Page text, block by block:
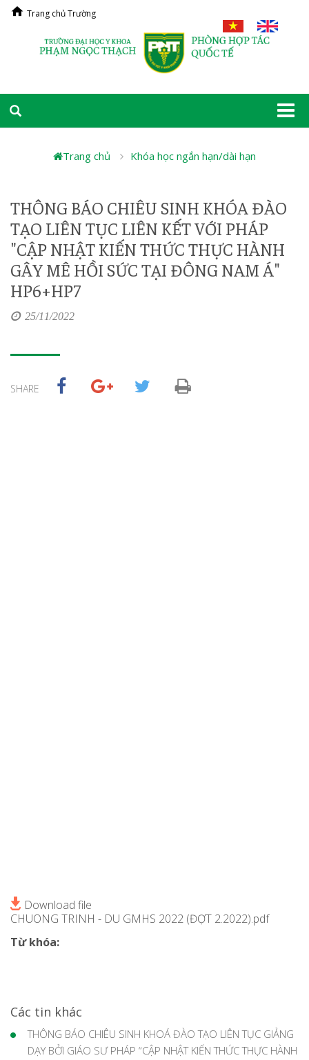
Trang chủ Trường
Trang chủ Khóa học ngắn hạn/dài hạn
THÔNG BÁO CHIÊU SINH KHÓA ĐÀO
TẠO LIÊN TỤC LIÊN KẾT VỚI PHÁP
"CẬP NHẬT KIẾN THỨC THỰC HÀNH
GÂY MÊ HỒI SỨC TẠI ĐÔNG NAM Á"
HP6+HP7
25/11/2022
SHARE
Download file
CHUONG TRINH - DU GMHS 2022 (ĐỢT 2.2022).pdf
Từ khóa:
Các tin khác
THÔNG BÁO CHIÊU SINH KHOÁ ĐÀO TẠO LIÊN TỤC GIẢNG
DẠY BỞI GIÁO SƯ PHÁP “CẬP NHẬT KIẾN THỨC THỰC HÀNH